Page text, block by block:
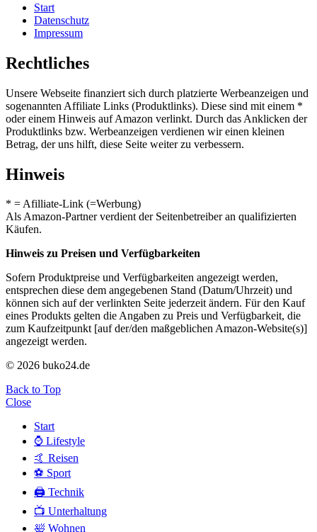
Start
Datenschutz
Impressum
Rechtliches
Unsere Webseite finanziert sich durch platzierte Werbeanzeigen und
sogenannten Affiliate Links (Produktlinks). Diese sind mit einem *
oder einem Hinweis auf Amazon verlinkt. Durch das Anklicken der
Produktlinks bzw. Werbeanzeigen verdienen wir einen kleinen
Betrag, der uns hilft, diese Seite weiter zu verbessern.
Hinweis
* = Afilliate-Link (=Werbung)
Als Amazon-Partner verdient der Seitenbetreiber an qualifizierten
Käufen.
Hinweis zu Preisen und Verfügbarkeiten
Sofern Produktpreise und Verfügbarkeiten angezeigt werden,
entsprechen diese dem angegebenen Stand (Datum/Uhrzeit) und
können sich auf der verlinkten Seite jederzeit ändern. Für den Kauf
eines Produkts gelten die Angaben zu Preis und Verfügbarkeit, die
zum Kaufzeitpunkt [auf der/den maßgeblichen Amazon-Website(s)]
angezeigt werden.
© 2026 buko24.de
Back to Top
Close
Start
⌚️ Lifestyle
🤙 Reisen
⚽️ Sport
🖨️ Technik
📺 Unterhaltung
🛀 Wohnen